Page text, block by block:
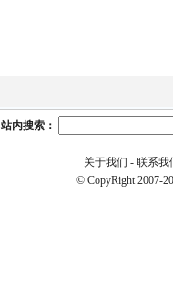
站内搜索：
关于我们 - 联系我
© CopyRight 2007-